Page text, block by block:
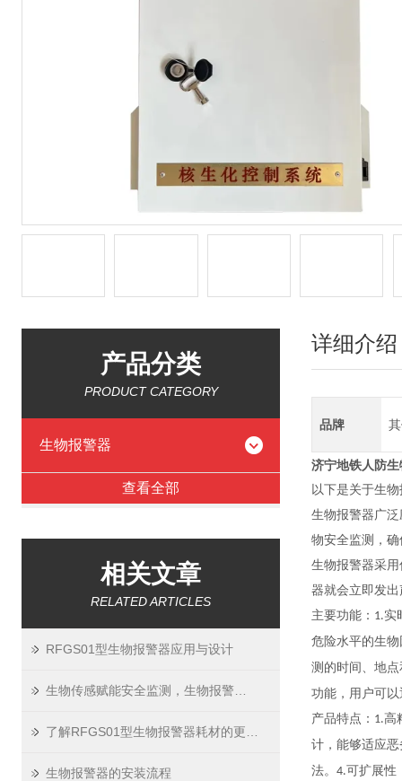
产品分类
PRODUCT CATEGORY
生物报警器
查看全部
相关文章
RELATED ARTICLES
RFGS01型生物报警器应用与设计
生物报警器的安装流程
详细介绍
品牌
济宁地铁人防
以下是关于生
生物报警器广
物安全监测，
生物报警器采
器就会立即发
主要功能： 1.实
危险水平的生
测的时间、地
功能，用户可
产品特点 ： 1.高
计，能够适应
法。 4.可扩展性